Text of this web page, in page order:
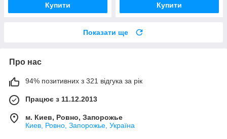
Купити Купити
Показати ще
Про нас
94% позитивних з 321 відгука за рік
Працює з 11.12.2013
м. Киев, Ровно, Запорожье
Киев, Ровно, Запорожье, Україна